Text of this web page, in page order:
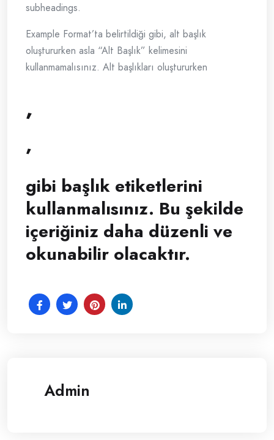
subheadings.
Example Format’ta belirtildiği gibi, alt başlık
oluştururken asla “Alt Başlık” kelimesini
kullanmamalısınız. Alt başlıkları oluştururken
,
,
gibi başlık etiketlerini
kullanmalısınız. Bu şekilde
içeriğiniz daha düzenli ve
okunabilir olacaktır.
Admin